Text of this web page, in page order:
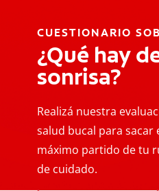
CUESTIONARIO
¿Qué hay
sonrisa?
Realizá nuestra
salud bucal para sacar
máximo partido de tu
de cuidado.